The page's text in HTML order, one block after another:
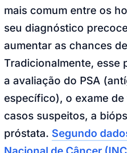
Goiás
mais comum entre os
seu diagnóstico
aumentar as chances
Tradicionalmente, esse
a avaliação do PSA
específico), o exame
casos suspeitos, a
próstata. Segundo